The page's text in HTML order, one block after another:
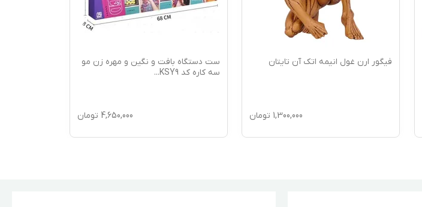
فیگور ارن غول انیمه اتک آن تایتان
1,300,000 تومان
ست دستگاه بافت و نگین و مهره زن مو
سه کاره کد KSY9
...
4,650,000 تومان